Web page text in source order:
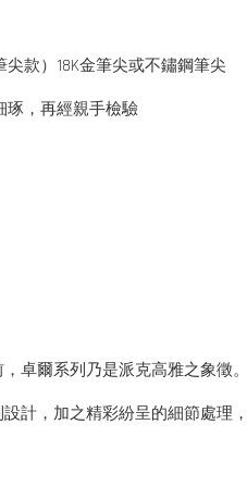
款）18K金筆尖或不鏽鋼筆尖
琢，再經親手檢驗
卓爾系列乃是派克高雅之象徵。
計，加之精彩紛呈的細節處理